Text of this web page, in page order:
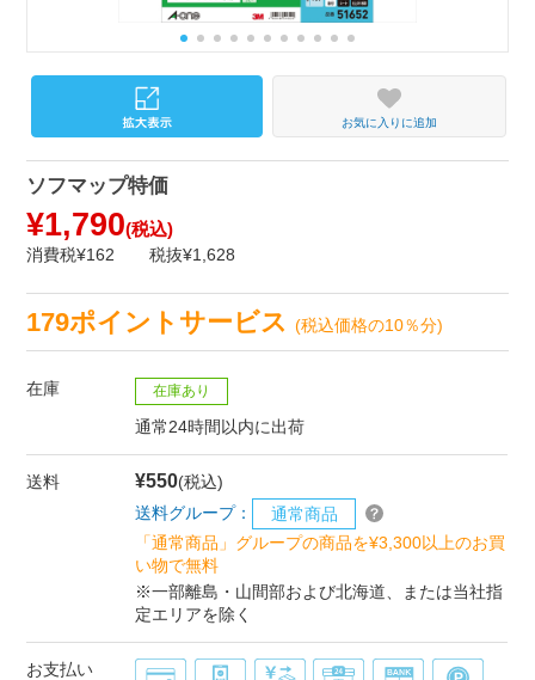
お気に入りに追加
ソフマップ特価
¥1,790(税込)
消費税¥162 税抜¥1,628
179ポイントサービス(税込価格の10％分)
在庫 在庫あり
通常24時間以内に出荷
送料 ¥550(税込)
送料グループ：
通常商品
「通常商品」グループの商品を¥3,300以上のお買
い物で無料
※一部離島・山間部および北海道、または当社指
定エリアを除く
お支払い